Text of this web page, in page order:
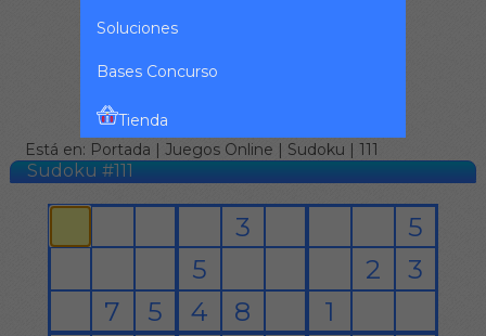
Soluciones
Bases Concurso
Tienda
Está en: Portada | Juegos Online | Sudoku | 111
Sudoku #111